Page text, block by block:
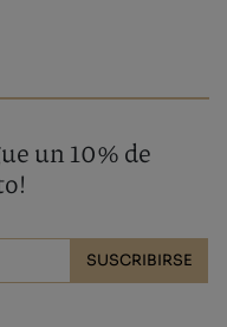
un 10% de
SUSCRIBIRSE